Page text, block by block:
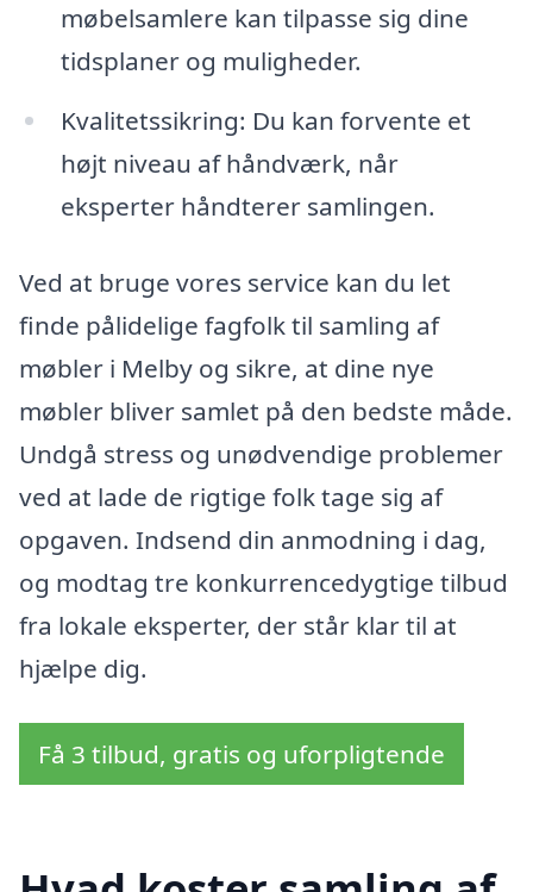
møbelsamlere kan tilpasse sig dine
tidsplaner og muligheder.
Kvalitetssikring: Du kan forvente et
højt niveau af håndværk, når
eksperter håndterer samlingen.
Ved at bruge vores service kan du let
finde pålidelige fagfolk til samling af
møbler i Melby og sikre, at dine nye
møbler bliver samlet på den bedste måde.
Undgå stress og unødvendige problemer
ved at lade de rigtige folk tage sig af
opgaven. Indsend din anmodning i dag,
og modtag tre konkurrencedygtige tilbud
fra lokale eksperter, der står klar til at
hjælpe dig.
Få 3 tilbud, gratis og uforpligtende